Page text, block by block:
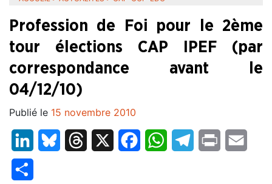
Profession de Foi pour le 2ème
tour élections CAP IPEF (par
correspondance avant le
04/12/10)
Publié le 15 novembre 2010
LinkedInBluesky Threads FacebookWhatsAppTelegram
Print